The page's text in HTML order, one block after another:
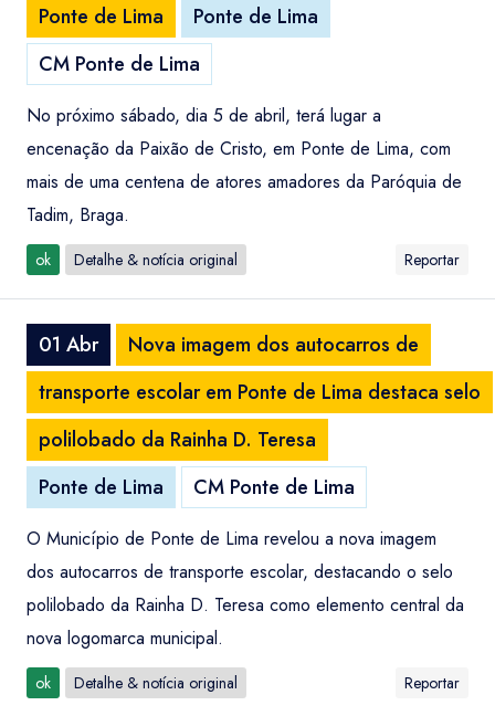
Ponte de Lima
Ponte de Lima
CM Ponte de Lima
No próximo sábado, dia 5 de abril, terá lugar a
encenação da Paixão de Cristo, em Ponte de Lima, com
mais de uma centena de atores amadores da Paróquia de
Tadim, Braga.
ok Detalhe & notícia original Reportar
01 Abr
Nova imagem dos autocarros de
transporte escolar em Ponte de Lima destaca selo
polilobado da Rainha D. Teresa
Ponte de Lima
CM Ponte de Lima
O Município de Ponte de Lima revelou a nova imagem
dos autocarros de transporte escolar, destacando o selo
polilobado da Rainha D. Teresa como elemento central da
nova logomarca municipal.
ok Detalhe & notícia original Reportar